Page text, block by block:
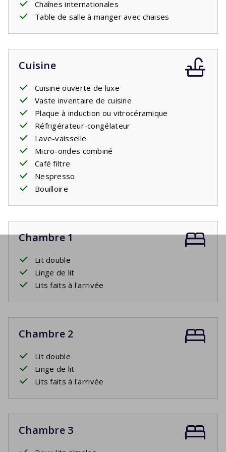
Chaînes internationales
Table de salle à manger avec chaises
Cuisine
Cuisine ouverte de luxe
Vaste inventaire de cuisine
Plaque à induction ou vitrocéramique
Réfrigérateur-congélateur
Lave-vaisselle
Micro-ondes combiné
Café filtre
Nespresso
Bouilloire
Chambre 1
Lit double
Linge de lit
Lits faits à l'arrivée
Chambre 2
Lit double
Linge de lit
Lits faits à l'arrivée
Chambre 3